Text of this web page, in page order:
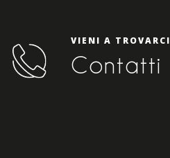
VIENI A TROVARCI
Contatti